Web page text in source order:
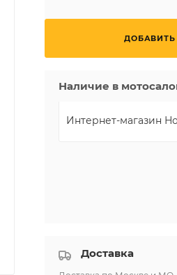
ДОБАВИТЬ
Наличие в
Интернет-магазин
Доставка